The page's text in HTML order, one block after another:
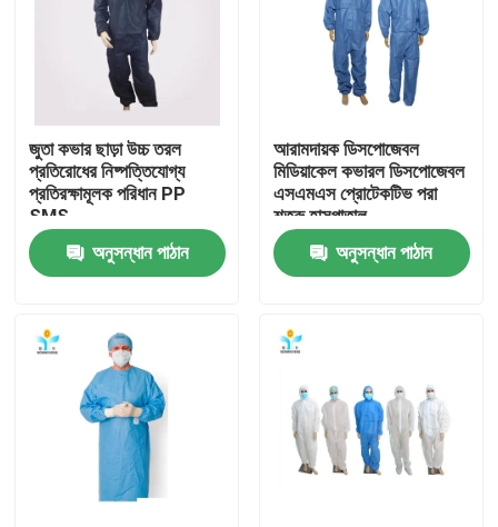
আমাদের সম্পর্কে
কারখানা ভ্রমণ
মান নিয়ন্ত্রণ
যোগাযোগ করুন
নিষ্পত্তিযোগ্য প্রতিরক্ষামূলক পরিধান
নিষ্পত্তিযোগ্য সুরক্ষা স্যুট
জুতা কভার ছাড়া উচ্চ তরল
প্রতিরোধের নিষ্পত্তিযোগ্য
প্রতিরক্ষামূলক পরিধান PP
SMS
অনুসন্ধান পাঠান
আরামদায়ক ডিসপোজেবল
মিডিয়াকেল কভারল ডিসপোজেবল
এসএমএস প্রোটেকটিভ পরা
শত্রু হাসপাতাল
অনুসন্ধান পাঠান